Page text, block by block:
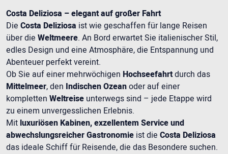
Costa Deliziosa – elegant auf großer Fahrt
Die Costa Deliziosa ist wie geschaffen für lange Reisen
über die Weltmeere. An Bord erwartet Sie italienischer Stil,
edles Design und eine Atmosphäre, die Entspannung und
Abenteuer perfekt vereint.
Ob Sie auf einer mehrwöchigen Hochseefahrtdurch das
Mittelmeer, den Indischen Ozeanoder auf einer
kompletten Weltreise unterwegs sind – jede Etappe wird
zu einem unvergesslichen Erlebnis.
Mit luxuriösen Kabinen, exzellentem Service und
abwechslungsreicher Gastronomie ist die Costa Deliziosa
das ideale Schiff für Reisende, die das Besondere suchen.